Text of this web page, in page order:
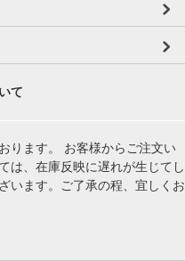
て
ります。 お客様からご注文い
は、在庫反映に遅れが生じてし
います。ご了承の程、宜しくお